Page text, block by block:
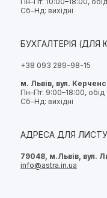
Сб–Нд: вихідні
БУХГАЛТЕРІЯ
+38 093 289-98-15
м. Львів, вул.
Пн–Пт: 9:00–18:00, обід
Сб–Нд: вихідні
АДРЕСА ДЛЯ
79048, м.Львів, вул.
info@astra.in.ua